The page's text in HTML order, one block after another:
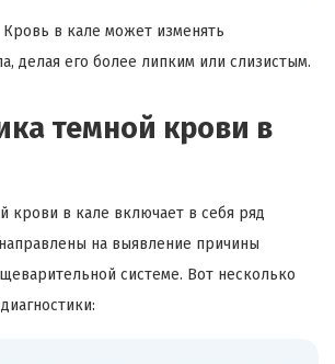
в кале может изменять
делая его более липким или слизистым.
темной крови в
крови в кале включает в себя ряд
на выявление причины
системе. Вот несколько